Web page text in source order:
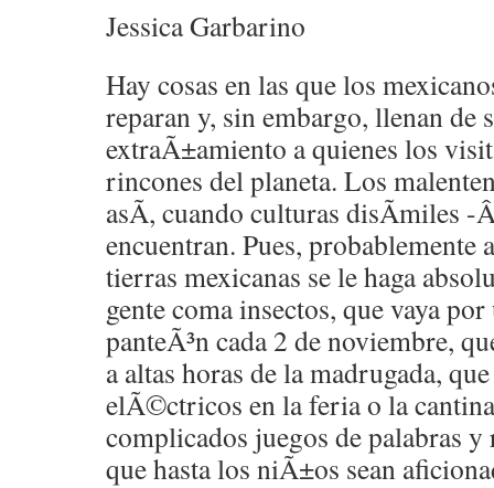
Jessica Garbarino
Hay cosas en las que los
reparan y, sin embargo, llenan de
extraÃ±amiento a quienes los
rincones del planeta. Los
asÃ­, cuando culturas disÃ­miles -
encuentran. Pues, probablemente
tierras mexicanas se le haga
gente coma insectos, que vaya
panteÃ³n cada 2 de noviembre,
a altas horas de la madrugada,
elÃ©ctricos en la feria o la
complicados juegos de palabras
que hasta los niÃ±os sean